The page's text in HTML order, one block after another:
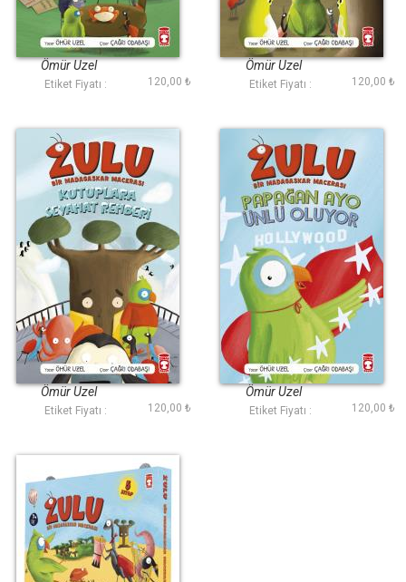
Zulu - Bir
Madagaskar
Macerası - Domates
Kurbağalarını Koruma
Derneği 5
Ömür Uzel
Etiket Fiyatı : 120,00 ₺
Zulu - Bir
Madagaskar
Macerası - Humaros
Gezegeninde Canlı
Yayın 4
Ömür Uzel
Etiket Fiyatı : 120,00 ₺
Zulu - Bir
Madagaskar
Macerası - Kutuplara
Seyahat Rehberi 3
Ömür Uzel
Etiket Fiyatı : 120,00 ₺
Zulu - Bir
Madagaskar
Macerası - Papağan
Ayo Ünlü Oluyor 2
Ömür Uzel
Etiket Fiyatı : 120,00 ₺